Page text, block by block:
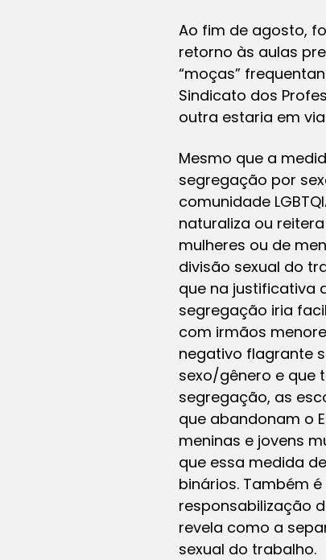
Ao fim de agosto,
retorno às aulas
“moças”
Sindicato dos
outra estaria em
Mesmo que a
segregação por
comunidade
naturaliza ou
mulheres ou de
divisão sexual do
que na justificativa
segregação iria
com irmãos
negativo flagrante
sexo/gênero e que
segregação, as
que abandonam o
meninas e jovens
que essa medida
binários. Também
responsabilização
revela como a
sexual do trabalho.